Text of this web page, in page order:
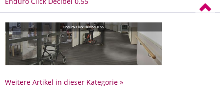
Enduro Click Decibel 0.55
Weitere Artikel in dieser Kategorie »